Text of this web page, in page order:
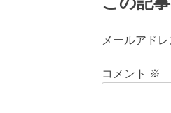
ゲ
メールアド
コメント ※